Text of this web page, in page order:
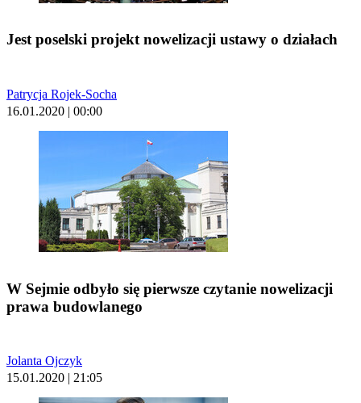
Jest poselski projekt nowelizacji ustawy o działach
Patrycja Rojek-Socha
16.01.2020 | 00:00
W Sejmie odbyło się pierwsze czytanie nowelizacji
prawa budowlanego
Jolanta Ojczyk
15.01.2020 | 21:05